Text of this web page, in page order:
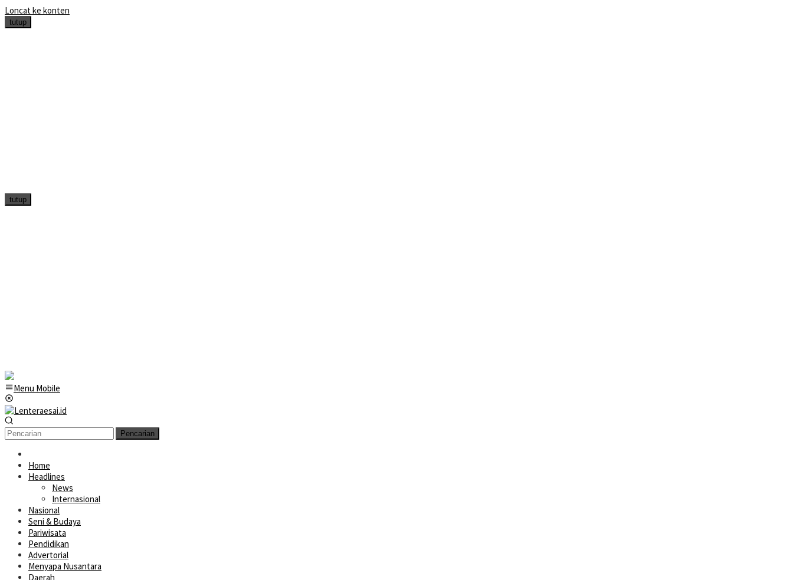
Loncat ke konten
tutup
tutup
Menu Mobile
Pencarian
Home
Headlines
News
Internasional
Nasional
Seni & Budaya
Pariwisata
Pendidikan
Advertorial
Menyapa Nusantara
Daerah